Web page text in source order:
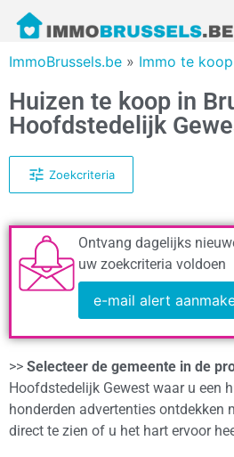
ImmoBrussels.be » Immo te koop
Huizen te koop in
Hoofdstedelijk
Zoekcriteria
Ontvang dagelijks
uw zoekcriteria voldoen
e-mail alert
>> Selecteer de gemeente in de
Hoofdstedelijk Gewest waar u een
honderden advertenties ontdekken
direct te zien of u het hart ervoor